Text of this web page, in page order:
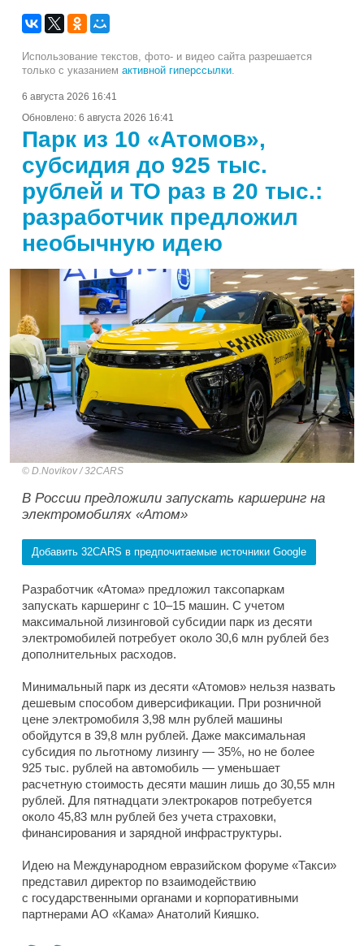
Использование текстов, фото- и видео сайта разрешается
только с указанием активной гиперссылки.
6 августа 2026 16:41
Обновлено: 6 августа 2026 16:41
Парк из 10 «Атомов»,
субсидия до 925 тыс.
рублей и ТО раз в 20 тыс.:
разработчик предложил
необычную идею
D.Novikov / 32CARS
В России предложили запускать каршеринг на
электромобилях «Атом»
Добавить 32CARS в предпочитаемые источники Google
Разработчик «Атома» предложил таксопаркам
запускать каршеринг с 10–15 машин. С учетом
максимальной лизинговой субсидии парк из десяти
электромобилей потребует около 30,6 млн рублей без
дополнительных расходов.
Минимальный парк из десяти «Атомов» нельзя назвать
дешевым способом диверсификации. При розничной
цене электромобиля 3,98 млн рублей машины
обойдутся в 39,8 млн рублей. Даже максимальная
субсидия по льготному лизингу — 35%, но не более
925 тыс. рублей на автомобиль — уменьшает
расчетную стоимость десяти машин лишь до 30,55 млн
рублей. Для пятнадцати электрокаров потребуется
около 45,83 млн рублей без учета страховки,
финансирования и зарядной инфраструктуры.
Идею на Международном евразийском форуме «Такси»
представил директор по взаимодействию
с государственными органами и корпоративными
партнерами АО «Кама» Анатолий Кияшко.